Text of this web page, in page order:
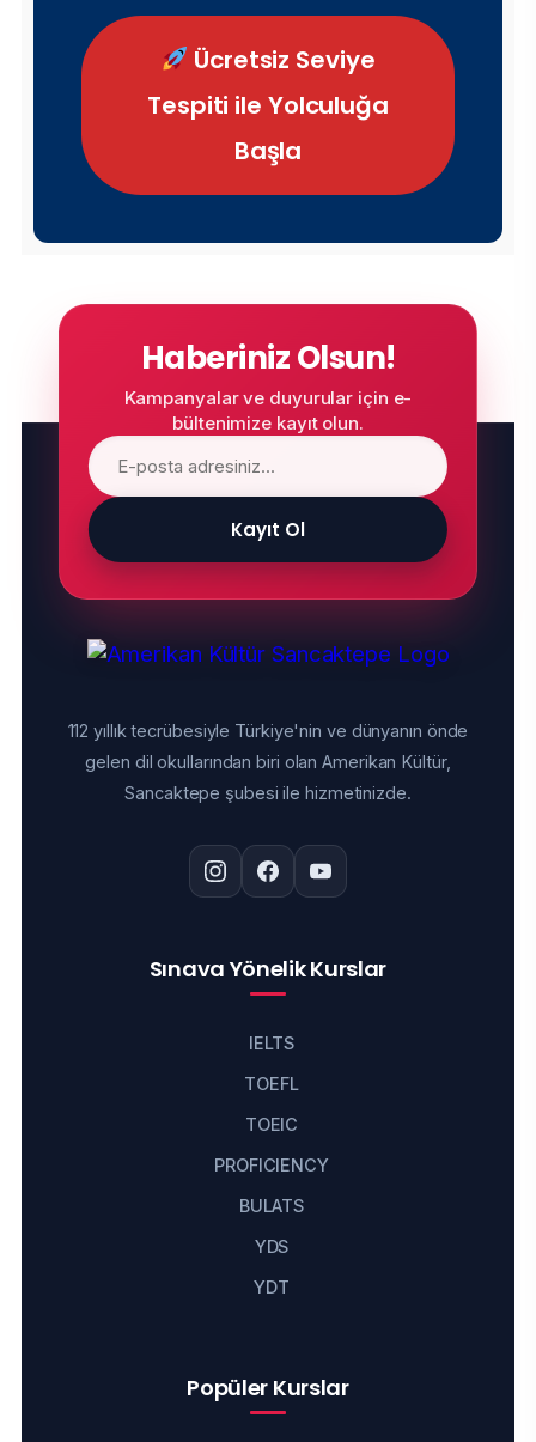
Ücretsiz Seviye
Tespiti ile Yolculuğa
Başla
Haberiniz Olsun!
Kampanyalar ve duyurular için e-
bültenimize kayıt olun.
Kayıt Ol
112 yıllık tecrübesiyle Türkiye'nin ve dünyanın önde
gelen dil okullarından biri olan Amerikan Kültür,
Sancaktepe şubesi ile hizmetinizde.
Sınava Yönelik Kurslar
IELTS
TOEFL
TOEIC
PROFICIENCY
BULATS
YDS
YDT
Popüler Kurslar